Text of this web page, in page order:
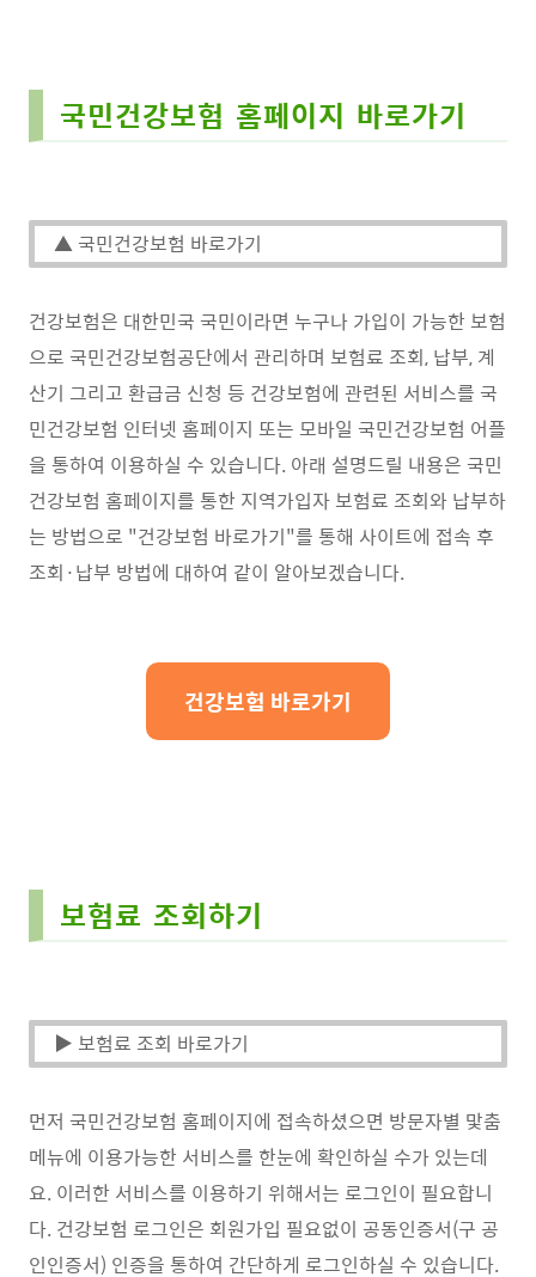
국민건강보험 홈페이지 바로가기
▲ 국민건강보험 바로가기
건강보험은 대한민국 국민이라면 누구나 가입이 가능한 보험
으로 국민건강보험공단에서 관리하며 보험료 조회, 납부, 계
산기 그리고 환급금 신청 등 건강보험에 관련된 서비스를 국
민건강보험 인터넷 홈페이지 또는 모바일 국민건강보험 어플
을 통하여 이용하실 수 있습니다. 아래 설명드릴 내용은 국민
건강보험 홈페이지를 통한 지역가입자 보험료 조회와 납부하
는 방법으로 "건강보험 바로가기"를 통해 사이트에 접속 후
조회·납부 방법에 대하여 같이 알아보겠습니다.
건강보험 바로가기
보험료 조회하기
▶ 보험료 조회 바로가기
먼저 국민건강보험 홈페이지에 접속하셨으면 방문자별 맟춤
메뉴에 이용가능한 서비스를 한눈에 확인하실 수가 있는데
요. 이러한 서비스를 이용하기 위해서는 로그인이 필요합니
다. 건강보험 로그인은 회원가입 필요없이 공동인증서(구 공
인인증서) 인증을 통하여 간단하게 로그인하실 수 있습니다.